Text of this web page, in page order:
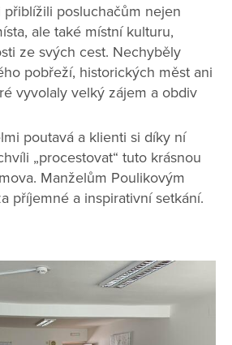
posluchačům nejen
ale také místní kulturu,
ze svých cest. Nechyběly
pobřeží, historických měst ani
vyvolaly velký zájem a obdiv
poutavá a klienti si díky ní
„procestovat“ tuto krásnou
Manželům Poulikovým
příjemné a inspirativní setkání.